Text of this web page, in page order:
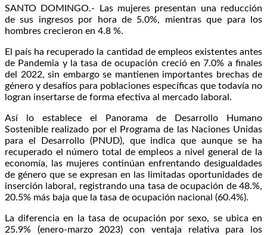
SANTO DOMINGO.- Las mujeres presentan una reducción
de sus ingresos por hora de 5.0%, mientras que para los
hombres crecieron en 4.8 %.
El país ha recuperado la cantidad de empleos existentes antes
de Pandemia y la tasa de ocupación creció en 7.0% a finales
del 2022, sin embargo se mantienen importantes brechas de
género y desafíos para poblaciones específicas que todavía no
logran insertarse de forma efectiva al mercado laboral.
Así lo establece el Panorama de Desarrollo Humano
Sostenible realizado por el Programa de las Naciones Unidas
para el Desarrollo (PNUD), que indica que aunque se ha
recuperado el número total de empleos a nivel general de la
economía, las mujeres continúan enfrentando desigualdades
de género que se expresan en las limitadas oportunidades de
inserción laboral, registrando una tasa de ocupación de 48.%,
20.5% más baja que la tasa de ocupación nacional (60.4%).
La diferencia en la tasa de ocupación por sexo, se ubica en
25.9% (enero-marzo 2023) con ventaja relativa para los